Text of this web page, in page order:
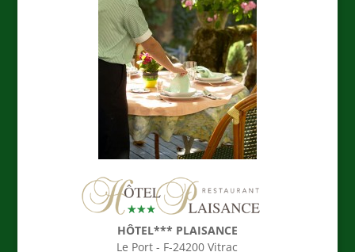
HÔTEL*** PLAISANCE
Le Port - F-24200 Vitrac